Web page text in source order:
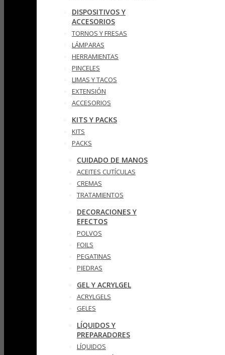
DISPOSITIVOS Y
ACCESORIOS
TORNOS Y FRESAS
LÁMPARAS
HERRAMIENTAS
PINCELES
LIMAS Y TACOS
EXTENSIÓN
ACCESORIOS
KITS Y PACKS
KITS
PACKS
CUIDADO DE MANOS
ACEITES CUTÍCULAS
CREMAS
TRATAMIENTOS
DECORACIONES Y
EFECTOS
POLVOS
FOILS
PEGATINAS
PIEDRAS
GEL Y ACRYLGEL
ACRYLGELS
GELES
LÍQUIDOS Y
PREPARADORES
LÍQUIDOS